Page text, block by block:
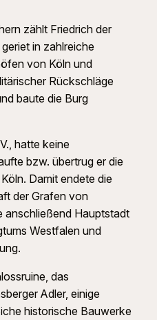
zählt Friedrich der
in zahlreiche
von Köln und
Rückschläge
baute die Burg
hatte keine
bzw. übertrug er die
Damit endete die
der Grafen von
anschließend Hauptstadt
Westfalen und
das
Adler, einige
historische Bauwerke